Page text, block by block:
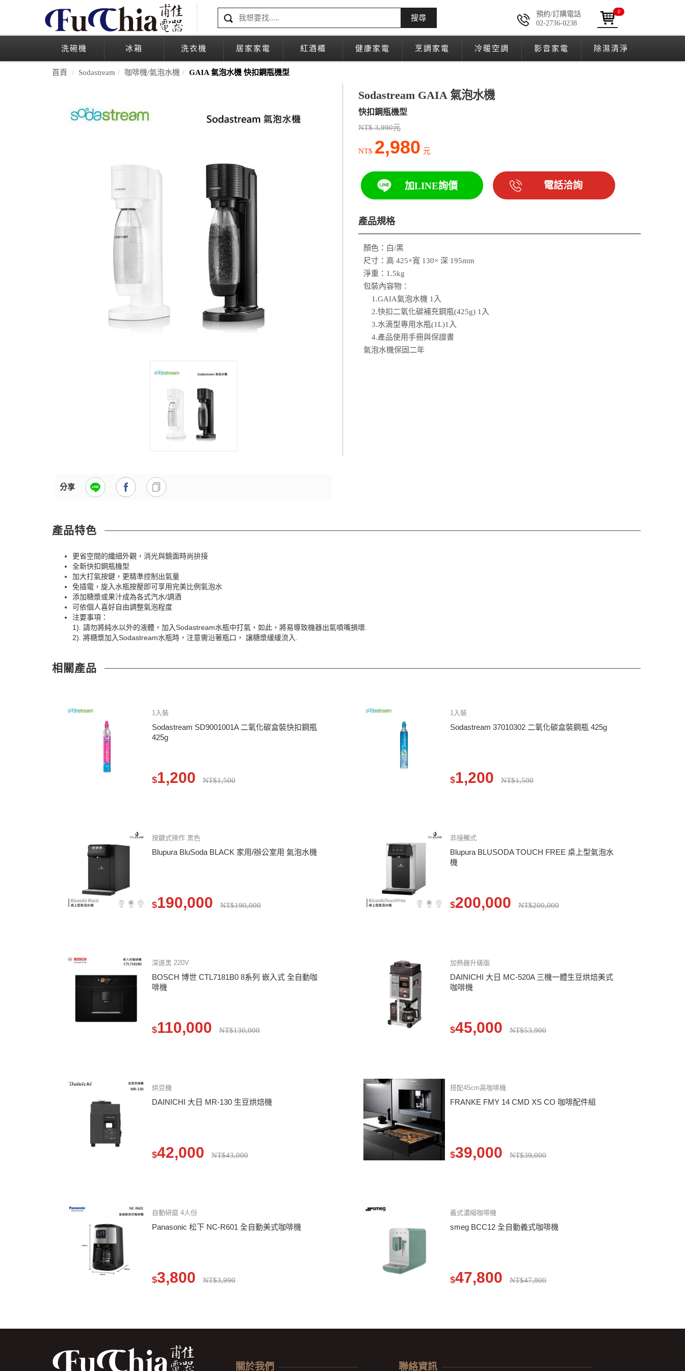
搜尋
預約/訂購電話
02-2736-0238
0
洗碗機 冰箱 洗衣機 居家家電 紅酒櫃 健康家電 烹調家電 冷暖空調 影音家電 除濕清淨
首頁 Sodastream 咖啡機/氣泡水機 GAIA 氣泡水機 快扣鋼瓶機型
分享
Sodastream GAIA 氣泡水機
快扣鋼瓶機型
NT$ 3,990元
NT$ 2,980 元
加LINE詢價 電話洽詢
產品規格
顏色：白/黑
尺寸：高 425×寬 130× 深 195mm
淨重：1.5kg
包裝內容物：
1.GAIA氣泡水機 1入
2.快扣二氧化碳補充鋼瓶(425g) 1入
3.水滴型專用水瓶(1L)1入
4.產品使用手冊與保證書
氣泡水機保固二年
產品特色
更省空間的纖細外觀，消光與鏡面時尚拚接
全新快扣鋼瓶機型
加大打氣按鍵，更精準控制出氣量
免插電，旋入水瓶按壓即可享用完美比例氣泡水
添加糖漿或果汁成為各式汽水/調酒
可依個人喜好自由調整氣泡程度
注要事項：
1). 請勿將純水以外的液體，加入Sodastream水瓶中打氣，如此，將易導致機器出氣噴嘴損壞.
2). 將糖漿加入Sodastream水瓶時，注意需沿著瓶口， 讓糖漿緩緩流入.
相關產品
1入裝
Sodastream SD9001001A 二氧化碳盒裝快扣鋼瓶
425g
$1,200 NT$1,500
1入裝
Sodastream 37010302 二氧化碳盒裝鋼瓶 425g
$1,200 NT$1,500
按鍵式操作 黑色
Blupura BluSoda BLACK 家用/辦公室用 氣泡水機
$190,000 NT$190,000
非接觸式
Blupura BLUSODA TOUCH FREE 桌上型氣泡水
機
$200,000 NT$200,000
深遂黑 220V
BOSCH 博世 CTL7181B0 8系列 嵌入式 全自動咖
啡機
$110,000 NT$130,000
加熱器升級版
DAINICHI 大日 MC-520A 三機一體生豆烘焙美式
咖啡機
$45,000 NT$53,900
烘豆機
DAINICHI 大日 MR-130 生豆烘焙機
$42,000 NT$43,000
搭配45cm高咖啡機
FRANKE FMY 14 CMD XS CO 咖啡配件組
$39,000 NT$39,000
自動研磨 4人份
Panasonic 松下 NC-R601 全自動美式咖啡機
$3,800 NT$3,990
義式濃縮咖啡機
smeg BCC12 全自動義式咖啡機
$47,800 NT$47,800
關於我們 聯絡資訊